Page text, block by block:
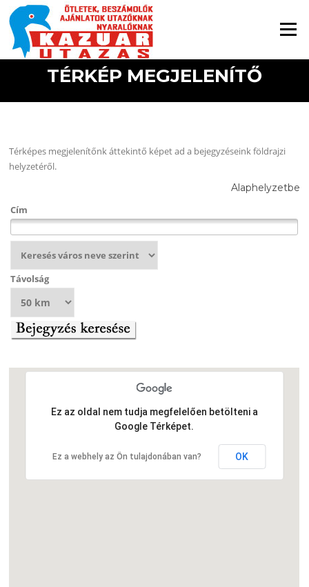
Ugrás a tartalomra
Menü
TÉRKÉP MEGJELENÍTŐ
Térképes megjelenítőnk áttekintő képet ad a bejegyzéseink földrajzi
helyzetéről.
Alaphelyzetbe
Cím
Távolság
Ez az oldal nem tudja megfelelően betölteni a
Google Térképet.
Ez a webhely az Ön tulajdonában van? OK